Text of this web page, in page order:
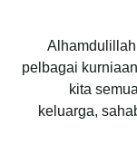
pelbagai
kita
keluarga,